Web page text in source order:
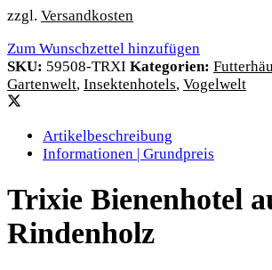
zzgl. Versandkosten
Zum Wunschzettel hinzufügen
SKU: 59508-TRXI Kategorien:
Gartenwelt, Insektenhotels, Vogelwelt
Artikelbeschreibung
Informationen | Grundpreis
Trixie Bienenhotel
Rindenholz